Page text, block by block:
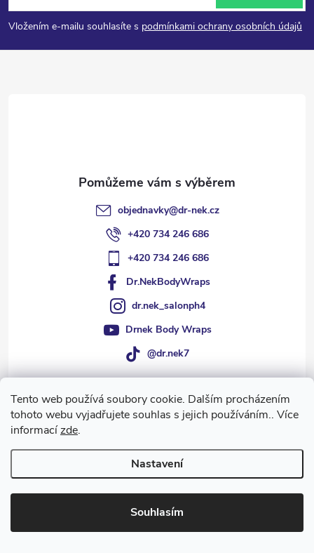
Tento web používá soubory cookie. Dalším procházením
tohoto webu vyjadřujete souhlas s jejich používáním.. Více
informacízde.
Nastavení
Souhlasím
pVložením e-mailu souhlasíte s podmínkami ochrany osobních údajů
objednavky@dr-nek.cz
+420 734 246 686
+420 734 246 686
Dr.NekBodyWraps
dr.nek_salonph4
Drnek Body Wraps
@dr.nek7
Informace pro vás
Přijímáme online platby